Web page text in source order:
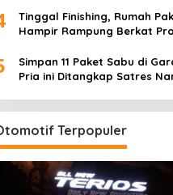
Otomotif Terpopuler
Video Kelemahan dan
All New Terios